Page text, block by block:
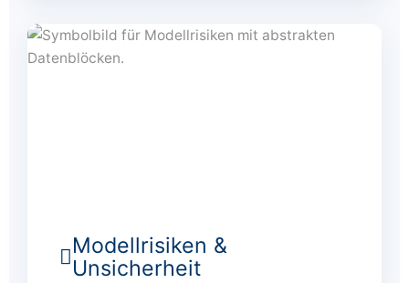
Modellrisiken &
Unsicherheit